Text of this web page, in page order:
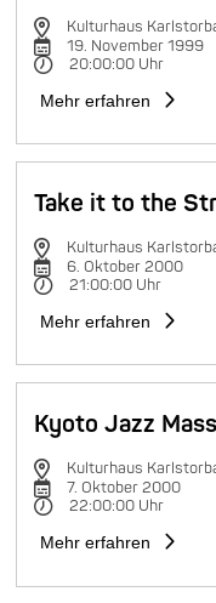
Kulturhaus
19. November 1999
20:00:00 Uhr
Mehr erfahren
Take it to the
Kulturhaus
6. Oktober 2000
21:00:00 Uhr
Mehr erfahren
Kyoto Jazz
Kulturhaus
7. Oktober 2000
22:00:00 Uhr
Mehr erfahren